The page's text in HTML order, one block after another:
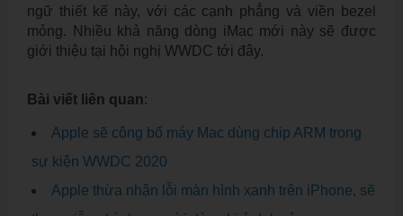
ngữ thiết kế này, với các cạnh phẳng và viền bezel
mỏng. Nhiều khả năng dòng iMac mới này sẽ được
giới thiệu tại hội nghị WWDC tới đây.
Bài viết liên quan:
Apple sẽ công bố máy Mac dùng chip ARM trong
sự kiện WWDC 2020
Apple thừa nhận lỗi màn hình xanh trên iPhone, sẽ